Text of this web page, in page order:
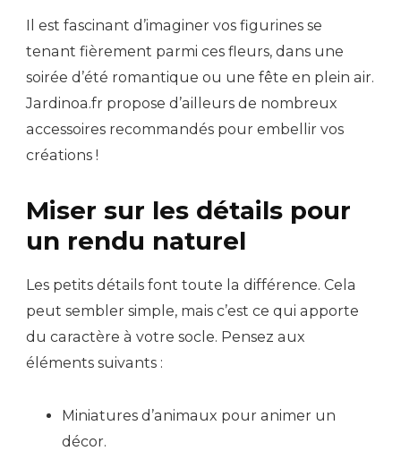
Il est fascinant d’imaginer vos figurines se
tenant fièrement parmi ces fleurs, dans une
soirée d’été romantique ou une fête en plein air.
Jardinoa.fr propose d’ailleurs de nombreux
accessoires recommandés pour embellir vos
créations !
Miser sur les détails pour
un rendu naturel
Les petits détails font toute la différence. Cela
peut sembler simple, mais c’est ce qui apporte
du caractère à votre socle. Pensez aux
éléments suivants :
Miniatures d’animaux pour animer un
décor.